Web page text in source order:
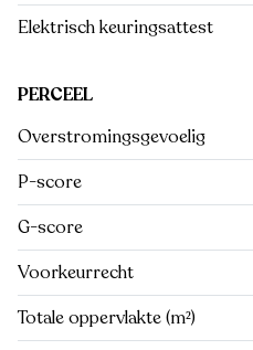
Elektrisch keuringsattest
PERCEEL
Overstromingsgevoelig
P-score
G-score
Voorkeurrecht
Totale oppervlakte (m²)